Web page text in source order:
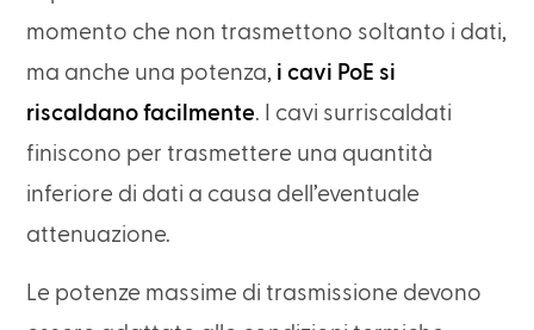
momento che non trasmettono soltanto i dati,
ma anche una potenza, i cavi PoE si
riscaldano facilmente. I cavi surriscaldati
finiscono per trasmettere una quantità
inferiore di dati a causa dell’eventuale
attenuazione.
Le potenze massime di trasmissione devono